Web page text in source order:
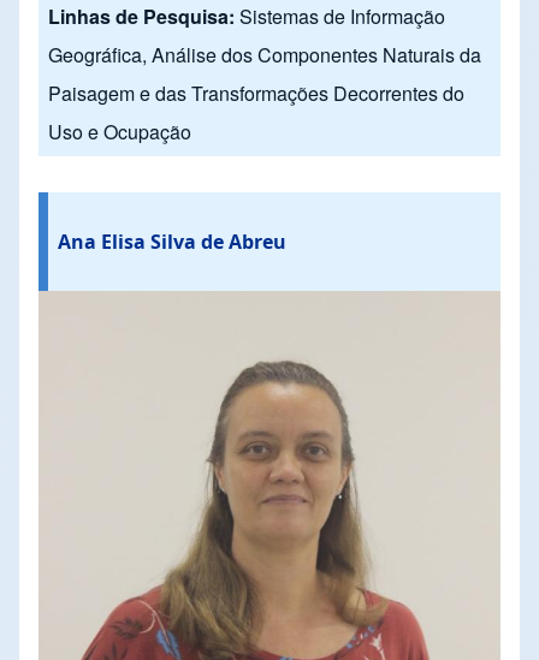
Linhas de Pesquisa: Sistemas de Informação
Geográfica, Análise dos Componentes Naturais da
Paisagem e das Transformações Decorrentes do
Uso e Ocupação
Ana Elisa Silva de Abreu